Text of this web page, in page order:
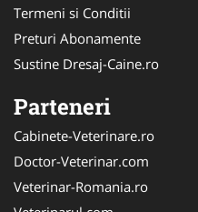
Termeni si Conditii
Preturi Abonamente
Sustine Dresaj-Caine.ro
Parteneri
Cabinete-Veterinare.ro
Doctor-Veterinar.com
Veterinar-Romania.ro